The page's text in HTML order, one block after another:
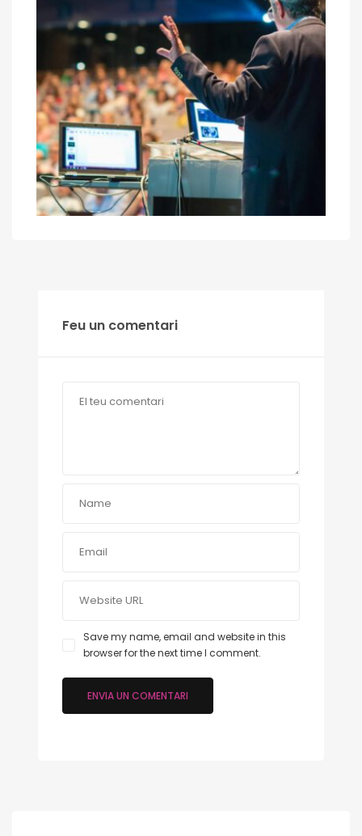
Feu un comentari
Save my name, email and website in this
browser for the next time I comment.